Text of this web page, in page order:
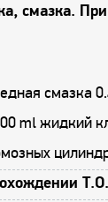
смазка.
смазка
ml жидкий
Т.О.